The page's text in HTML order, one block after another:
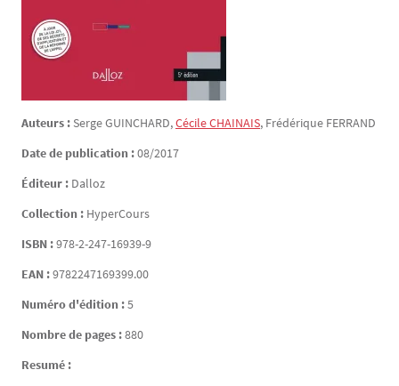
Auteurs : SergeGUINCHARD,CécileCHAINAIS, Frédérique FERRAND
Date de publication :08/2017
Éditeur : Dalloz
Collection : HyperCours
ISBN :978-2-247-16939-9
EAN :9782247169399.00
Numéro d'édition :5
Nombre de pages :880
Resumé :